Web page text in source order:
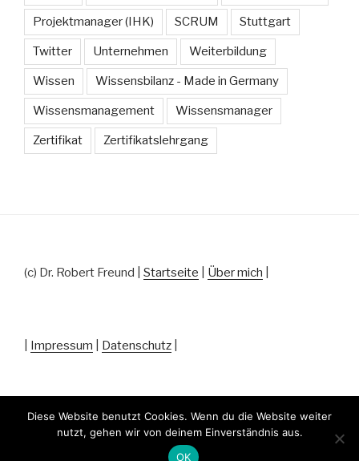
Projektmanager (IHK) SCRUM Stuttgart
Twitter Unternehmen Weiterbildung
Wissen Wissensbilanz - Made in Germany
Wissensmanagement Wissensmanager
Zertifikat Zertifikatslehrgang
(c) Dr. Robert Freund | Startseite Über mich
Impressum Datenschutz
Datenschutz Stolz präsentiert von WordPress
Diese Website benutzt Cookies. Wenn du die Website weiter
nutzt, gehen wir von deinem Einverständnis aus.
OK